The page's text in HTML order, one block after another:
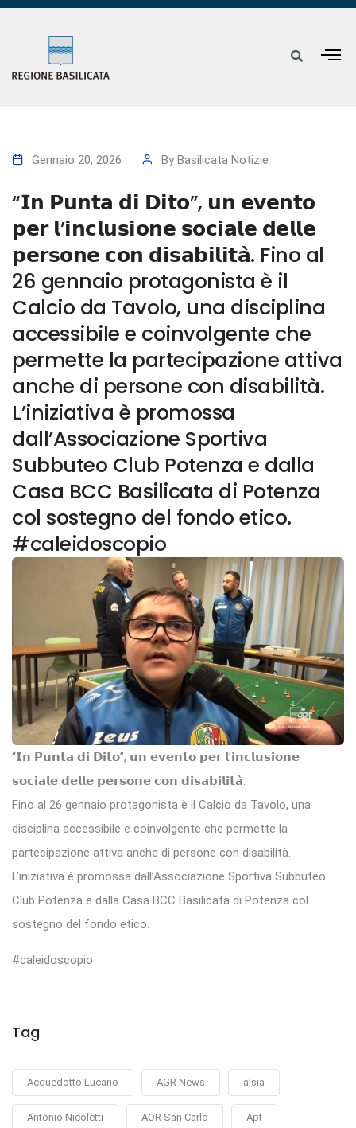
Gennaio 20, 2026 By Basilicata Notizie
“𝗜𝗻 𝗣𝘂𝗻𝘁𝗮 𝗱𝗶 𝗗𝗶𝘁𝗼”, 𝘂𝗻 𝗲𝘃𝗲𝗻𝘁𝗼
𝗽𝗲𝗿 𝗹’𝗶𝗻𝗰𝗹𝘂𝘀𝗶𝗼𝗻𝗲 𝘀𝗼𝗰𝗶𝗮𝗹𝗲 𝗱𝗲𝗹𝗹𝗲
𝗽𝗲𝗿𝘀𝗼𝗻𝗲 𝗰𝗼𝗻 𝗱𝗶𝘀𝗮𝗯𝗶𝗹𝗶𝘁𝗮̀. Fino al
26 gennaio protagonista è il
Calcio da Tavolo, una disciplina
accessibile e coinvolgente che
permette la partecipazione attiva
anche di persone con disabilità.
L’iniziativa è promossa
dall’Associazione Sportiva
Subbuteo Club Potenza e dalla
Casa BCC Basilicata di Potenza
col sostegno del fondo etico.
#caleidoscopio
“𝗜𝗻 𝗣𝘂𝗻𝘁𝗮 𝗱𝗶 𝗗𝗶𝘁𝗼”, 𝘂𝗻 𝗲𝘃𝗲𝗻𝘁𝗼 𝗽𝗲𝗿 𝗹’𝗶𝗻𝗰𝗹𝘂𝘀𝗶𝗼𝗻𝗲
𝘀𝗼𝗰𝗶𝗮𝗹𝗲 𝗱𝗲𝗹𝗹𝗲 𝗽𝗲𝗿𝘀𝗼𝗻𝗲 𝗰𝗼𝗻 𝗱𝗶𝘀𝗮𝗯𝗶𝗹𝗶𝘁𝗮̀.
Fino al 26 gennaio protagonista è il Calcio da Tavolo, una
disciplina accessibile e coinvolgente che permette la
partecipazione attiva anche di persone con disabilità.
L’iniziativa è promossa dall’Associazione Sportiva Subbuteo
Club Potenza e dalla Casa BCC Basilicata di Potenza col
sostegno del fondo etico.
#caleidoscopio
Tag
Acquedotto Lucano AGR News alsia
Antonio Nicoletti AOR San Carlo Apt